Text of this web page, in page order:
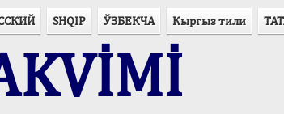
SHQIP ЎЗБЕКЧА Кыргыз тили